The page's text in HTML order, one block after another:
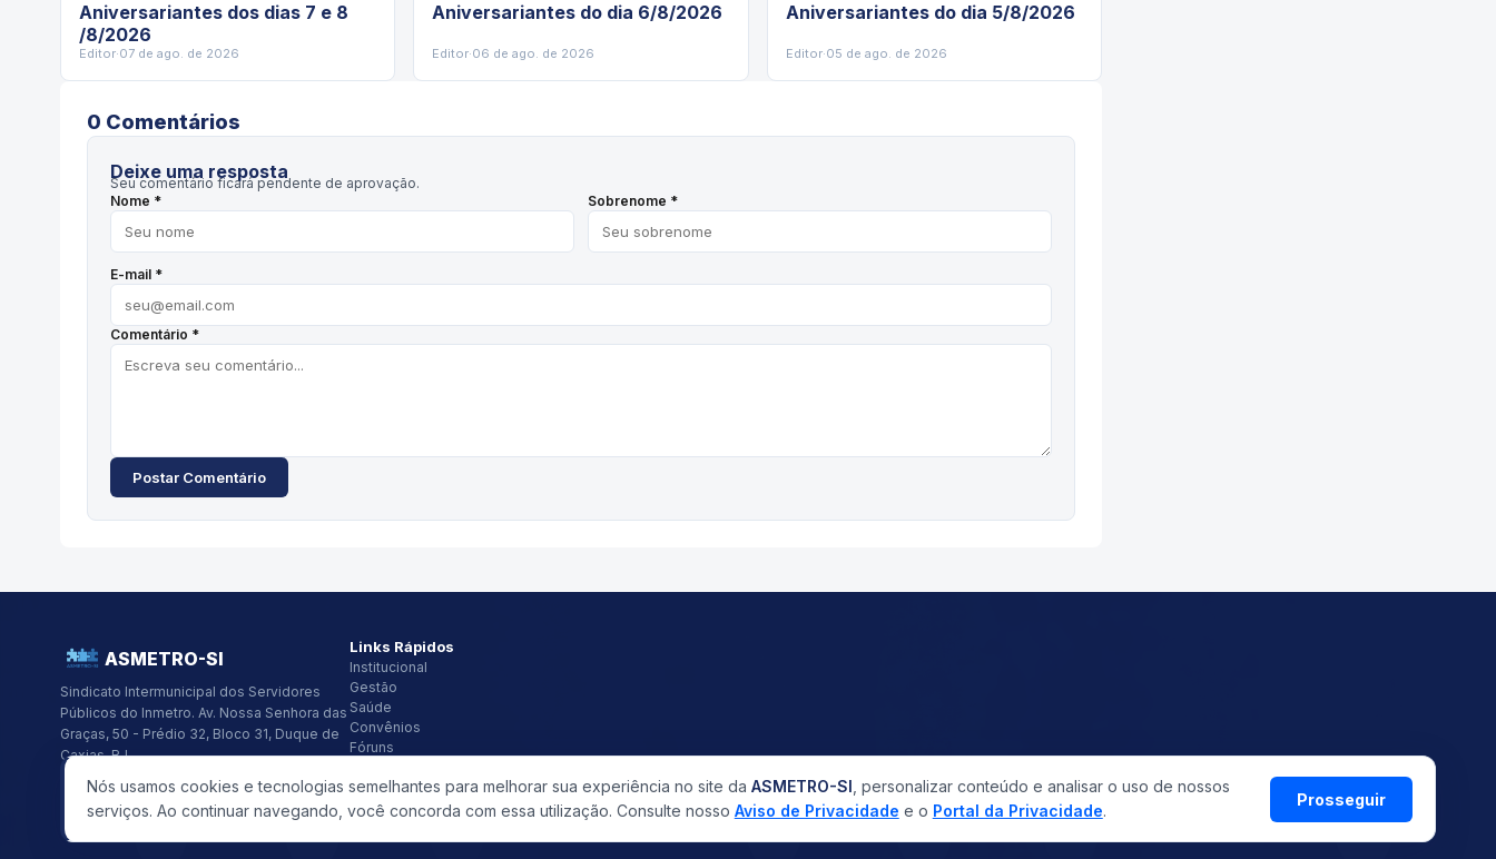
Aniversariantes dos dias 7 e 8
/8/2026
Editor·07 de ago. de 2026
Aniversariantes do dia 6/8/2026
Editor·06 de ago. de 2026
Aniversariantes do dia 5/8/2026
Editor·05 de ago. de 2026
0 Comentários
Deixe uma resposta
Seu comentário ficará pendente de aprovação.
Nome *
Sobrenome *
E-mail *
Comentário *
Postar Comentário
ASMETRO-SI
Sindicato Intermunicipal dos Servidores
Públicos do Inmetro. Av. Nossa Senhora das
Graças, 50 - Prédio 32, Bloco 31, Duque de
Caxias, RJ
(21) 2679-9741
asmetro@asmetro.org.br
Links Rápidos
Institucional
Gestão
Saúde
Convênios
Fóruns
©
ASMETRO-SI
Todos os direitos reservados
Nós usamos cookies e tecnologias semelhantes para melhorar sua experiência no site da ASMETRO-SI , personalizar conteúdo e analisar o uso de nossos
serviços. Ao continuar navegando, você concorda com essa utilização. Consulte nosso Aviso de Privacidade e o Portal da Privacidade.
Prosseguir